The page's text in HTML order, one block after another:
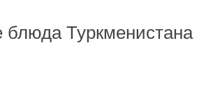
Туркменистана